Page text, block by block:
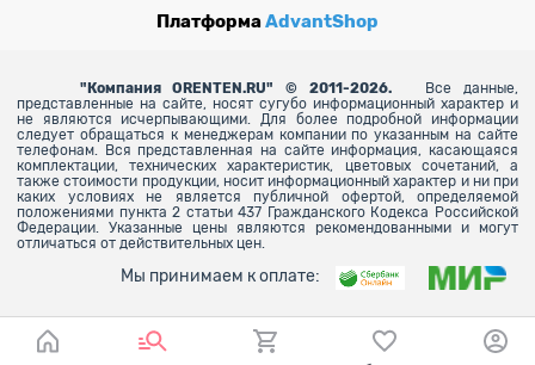
ПлатформаAdvantShop
" Компания ORENTEN.RU" © 2011-2026.
Все данные,
представленные на сайте, носят сугубо информационный характер и
не являются исчерпывающими. Для более подробной информации
следует обращаться к менеджерам компании по указанным на сайте
телефонам. Вся представленная на сайте информация, касающаяся
комплектации, технических характеристик, цветовых сочетаний, а
также стоимости продукции, носит информационный характер и ни при
каких условиях не является публичной офертой, определяемой
положениями пункта 2 статьи 437 Гражданского Кодекса Российской
Федерации. Указанные цены являются рекомендованными и могут
отличаться от действительных цен.
Мы принимаем к оплате: